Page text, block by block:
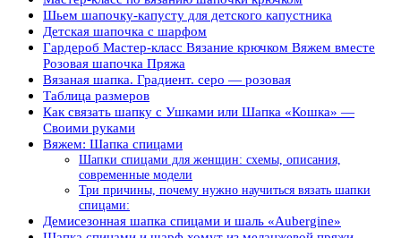
Шьем шапочку-капусту для детского капустника
Детская шапочка с шарфом
Гардероб Мастер-класс Вязание крючком Вяжем вместе
Розовая шапочка Пряжа
Вязаная шапка. Градиент. серо — розовая
Таблица размеров
Как связать шапку с Ушками или Шапка «Кошка» —
Своими руками
Вяжем: Шапка спицами
Шапки спицами для женщин: схемы, описания,
современные модели
Три причины, почему нужно научиться вязать шапки
спицами:
Демисезонная шапка спицами и шаль «Aubergine»